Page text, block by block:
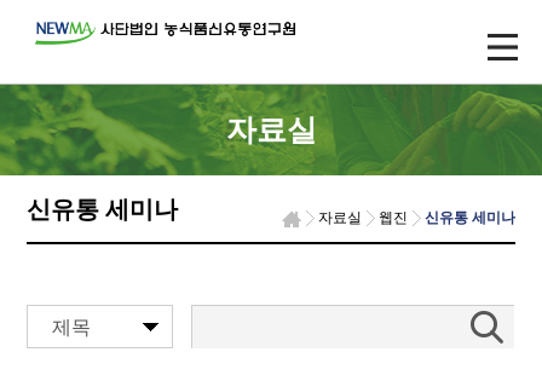
자료실
신유통 세미나 자료실 웹진 신유통 세미나
제목